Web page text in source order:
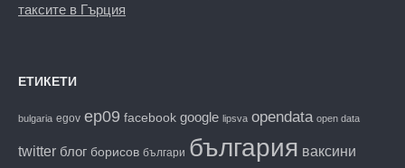
таксите в Гърция
ЕТИКЕТИ
bulgaria egov ep09 facebook google lipsva opendata open data
twitter блог борисов българи българия ваксини